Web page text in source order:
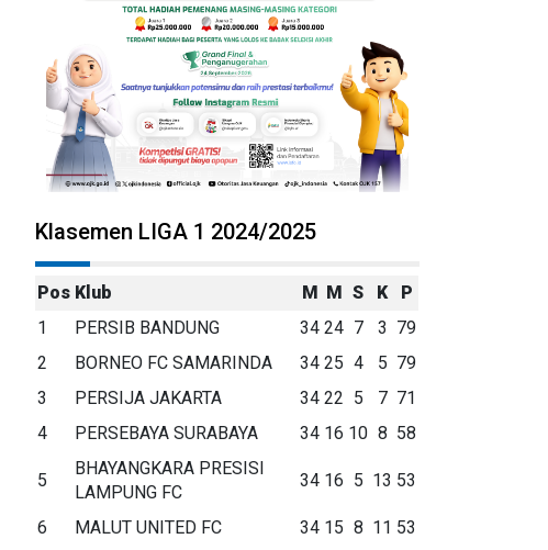
Klasemen LIGA 1 2024/2025
Pos Klub M M S K
P
1
PERSIB BANDUNG 34 24 7 3 79
2
BORNEO FC SAMARINDA 34 25 4 5 79
3
PERSIJA JAKARTA 34 22 5 7 71
4
PERSEBAYA SURABAYA 34 16 10 8 58
5
BHAYANGKARA PRESISI
LAMPUNG FC
34 16 5 13 53
6 MALUT UNITED FC 34 15 8 11 53